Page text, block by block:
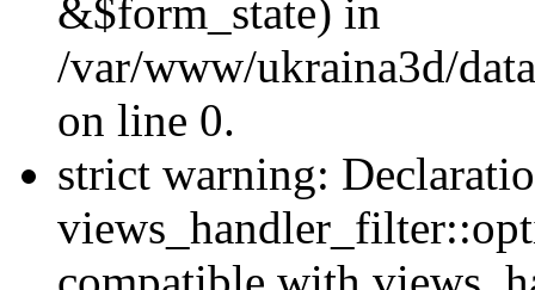
&$form_state) in
/var/www/ukraina3d/
on line 0.
strict warning: